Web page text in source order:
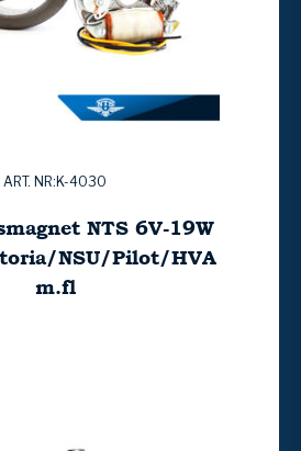
ART. NR:K-4030
NTS 6V-19W
NSU/Pilot/HVA
m.fl